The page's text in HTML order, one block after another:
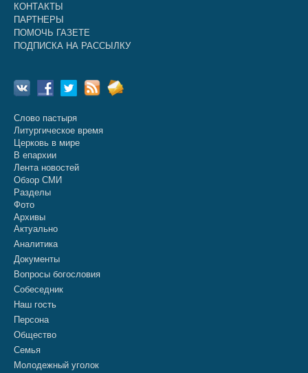
КОНТАКТЫ
ПАРТНЕРЫ
ПОМОЧЬ ГАЗЕТЕ
ПОДПИСКА НА РАССЫЛКУ
Слово пастыря
Литургическое время
Церковь в мире
В епархии
Лента новостей
Обзор СМИ
Разделы
Фото
Архивы
Актуально
Аналитика
Документы
Вопросы богословия
Собеседник
Наш гость
Персона
Общество
Семья
Молодежный уголок